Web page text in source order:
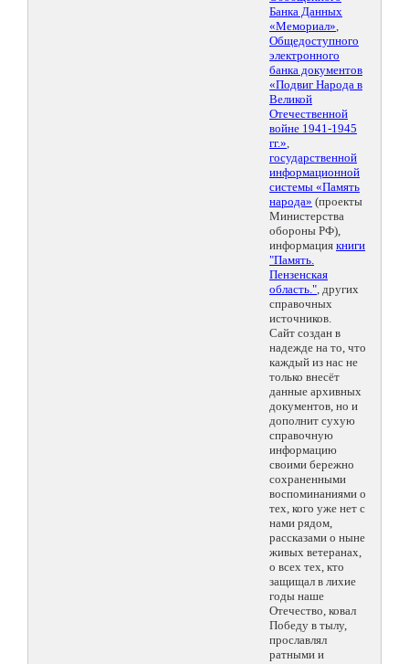
Банка Данных
«Мемориал»,
Общедоступного
электронного
банка документов
«Подвиг Народа в
Великой
Отечественной
войне 1941-1945
гг.»,
государственной
информационной
системы «Память
народа» (проекты
Министерства
обороны РФ),
информация книги
"Память.
Пензенская
область.", других
справочных
источников.
Сайт создан в
надежде на то, что
каждый из нас не
только внесёт
данные архивных
документов, но и
дополнит сухую
справочную
информацию
своими бережно
сохраненными
воспоминаниями о
тех, кого уже нет с
нами рядом,
рассказами о ныне
живых ветеранах,
о всех тех, кто
защищал в лихие
годы наше
Отечество, ковал
Победу в тылу,
прославлял
ратными и